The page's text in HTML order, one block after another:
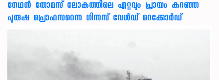
നേഥന്‍ തോമസ് ലോകത്തിലെ ഏറ്റവും പ്രായം കുറഞ്ഞ
പുരുഷ പ്രൊഫസറെന്ന ഗിന്നസ് വേള്‍ഡ് റെക്കോര്‍ഡ്